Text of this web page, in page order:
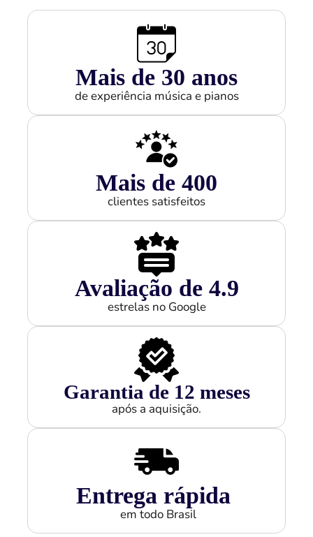
Mais de 30 anos
de experiência música e pianos
Mais de 400
clientes satisfeitos
Avaliação de 4.9
estrelas no Google
Garantia de 12 meses
após a aquisição.
Entrega rápida
em todo Brasil